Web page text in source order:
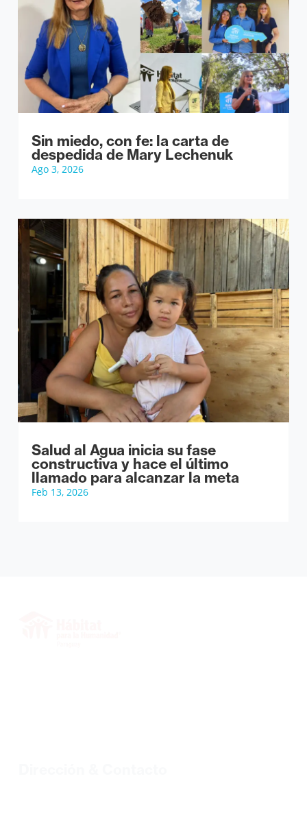
Sin miedo, con fe: la carta de
despedida de Mary Lechenuk
Ago 3, 2026
Salud al Agua inicia su fase
constructiva y hace el último
llamado para alcanzar la meta
Feb 13, 2026